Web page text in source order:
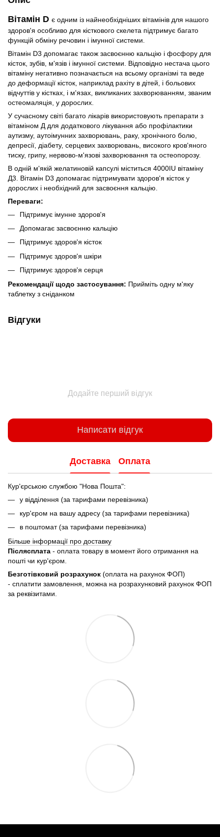
Вітамін D є одним із найнеобхідніших вітамінів для нашого
здоров'я особливо для кісткового скелета підтримує багато
функцій обміну речовин і імунної системи.
Вітамін D3 допомагає також засвоєнню кальцію і фосфору для
кісток, зубів, м'язів і імунної системи. Відповідно нестача цього
вітаміну негативно позначається на всьому організмі та веде
до деформації кісток, наприклад рахіту в дітей, і больових
відчуттів у кістках, і м'язах, викликаних захворюванням, званим
остеомаляція, у дорослих.
У сучасному світі багато лікарів використовують препарати з
вітаміном Д для додаткового лікування або профілактики
аутизму, аутоімунних захворювань, раку, хронічного болю,
депресії, діабету, серцевих захворювань, високого кров'яного
тиску, грипу, нервово-м'язові захворювання та остеопорозу.
В одній м'якій желатиновій капсулі міститься 4000IU вітаміну
Д3. Вітамін D3 допомагає підтримувати здоров'я кісток у
дорослих і необхідний для засвоєння кальцію.
Переваги:
Підтримує імунне здоров'я
Допомагає засвоєнню кальцію
Підтримує здоров'я кісток
Підтримує здоров'я шкіри
Підтримує здоров'я серця
Рекомендації щодо застосування: Прийміть одну м'яку
таблетку з сніданком
Відгуки
Додайте перший відгук
Написати відгук
Доставка Оплата
Кур'єрською службою "Нова Пошта":
у відділення (за тарифами перевізника)
кур'єром на вашу адресу (за тарифами перевізника)
в поштомат (за тарифами перевізника)
Більше інформації про доставку
Післясплата - оплата товару в момент його отримання на
пошті чи кур'єром.
Безготівковий розрахунок (оплата на рахунок ФОП)
- сплатити замовлення, можна на розрахунковий рахунок ФОП
за реквізитами.